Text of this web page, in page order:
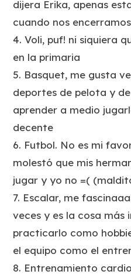
dijera Erika, apenas
cuando nos
4. Voli, puf! ni siquiera
en la primaria
5. Basquet, me gusta
deportes de pelota y
aprender a medio
decente
6. Futbol. No es mi
molestó que mis
jugar y yo no =(
7. Escalar, me
veces y es la cosa más
practicarlo como
el equipo como el
8. Entrenamiento